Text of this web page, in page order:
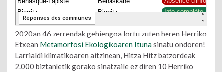
2020an 46 zerrendak gehiengoa lortu zuten beren Herriko
Etxean Metamorfosi Ekologikoaren Itunasinatu ondoren!
Larrialdi klimatikoaren aitzinean, Hitza Hitz batzordeak
2.000 biztanletik gorako sinatzaile ez diren 10 Herriko